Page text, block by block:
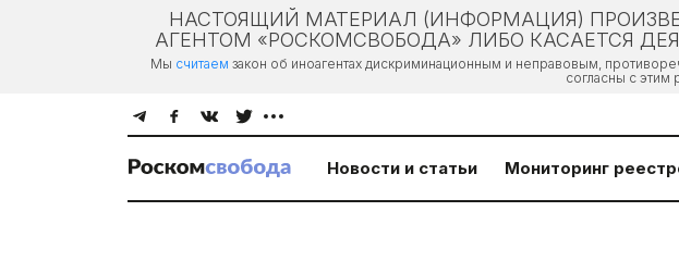
НАСТОЯЩИЙ МАТЕРИАЛ (ИНФОРМАЦИЯ)
АГЕНТОМ «РОСКОМСВОБОДА» ЛИБО КАСАЕТСЯ
Мы считаем закон об иноагентах дискриминационным и неправовым,
согласны с
Новости и статьи Мониторинг